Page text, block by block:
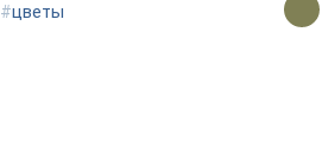
#цветы